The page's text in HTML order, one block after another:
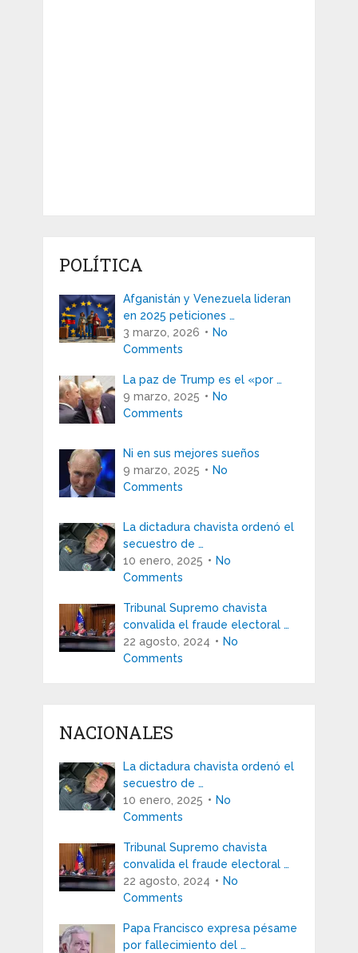
POLÍTICA
Afganistán y Venezuela lideran
en 2025 peticiones …
3 marzo, 2026
No
Comments
La paz de Trump es el «por …
9 marzo, 2025
No
Comments
Ni en sus mejores sueños
9 marzo, 2025
No
Comments
La dictadura chavista ordenó el
secuestro de …
10 enero, 2025
No
Comments
Tribunal Supremo chavista
convalida el fraude electoral …
22 agosto, 2024
No
Comments
NACIONALES
La dictadura chavista ordenó el
secuestro de …
10 enero, 2025
No
Comments
Tribunal Supremo chavista
convalida el fraude electoral …
22 agosto, 2024
No
Comments
Papa Francisco expresa pésame
por fallecimiento del …